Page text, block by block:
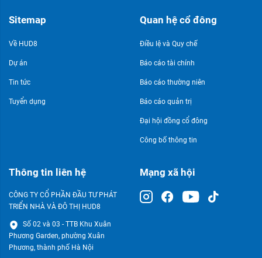
Sitemap
Về HUD8
Dự án
Tin tức
Tuyển dụng
Quan hệ cổ đông
Điều lệ và Quy chế
Báo cáo tài chính
Báo cáo thường niên
Báo cáo quản trị
Đại hội đồng cổ đông
Công bố thông tin
Thông tin liên hệ
CÔNG TY CỔ PHẦN ĐẦU TƯ PHÁT
TRIỂN NHÀ VÀ ĐÔ THỊ HUD8
Số 02 và 03 - TTB Khu Xuân
Phương Garden, phường Xuân
Phương, thành phố Hà Nội
Mạng xã hội